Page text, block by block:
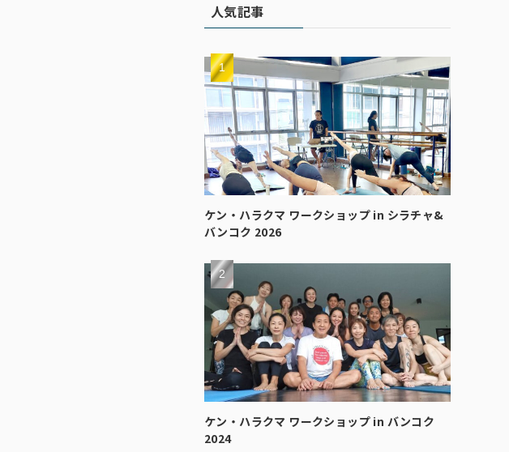
人気記事
ケン・ハラクマ ワークショップ in シラチャ&
バンコク 2026
ケン・ハラクマ ワークショップ in バンコク
2024